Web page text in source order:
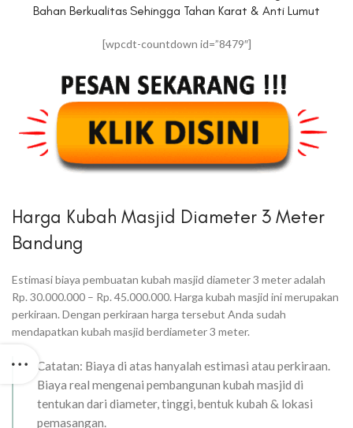
Bahan Berkualitas Sehingga Tahan Karat & Anti Lumut
[wpcdt-countdown id=”8479″]
Harga Kubah Masjid Diameter 3 Meter
Bandung
Estimasi biaya pembuatan kubah masjid diameter 3 meter adalah
Rp. 30.000.000 – Rp. 45.000.000. Harga kubah masjid ini merupakan
perkiraan. Dengan perkiraan harga tersebut Anda sudah
mendapatkan kubah masjid berdiameter 3 meter.
Catatan: Biaya di atas hanyalah estimasi atau perkiraan.
Biaya real mengenai pembangunan kubah masjid di
tentukan dari diameter, tinggi, bentuk kubah & lokasi
pemasangan.